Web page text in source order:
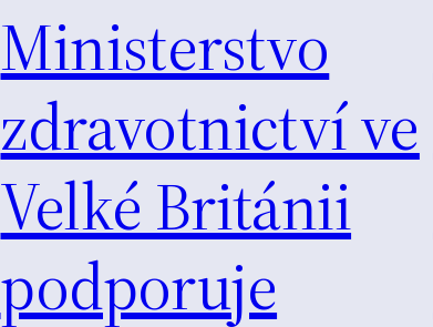
Ministerstvo
zdravotnictví ve
Velké Británii
podporuje